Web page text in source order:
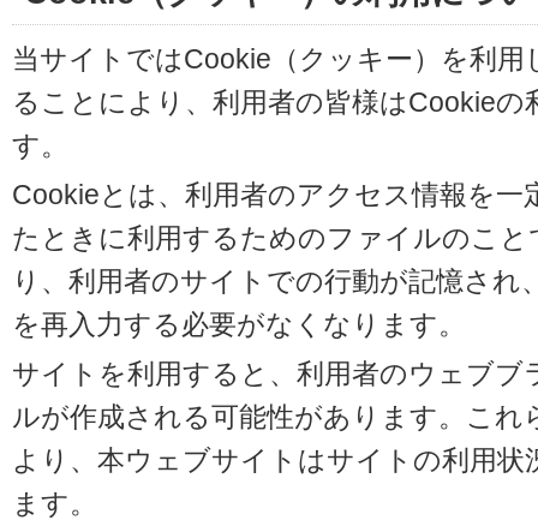
当サイトではCookie（クッキー）を利
ることにより、利用者の皆様はCookie
す。
Cookieとは、利用者のアクセス情報を
たときに利用するためのファイルのこ
り、利用者のサイトでの行動が記憶さ
を再入力する必要がなくなります。
サイトを利用すると、利用者のウェブ
ルが作成される可能性があります。こ
より、本ウェブサイトはサイトの利用
ます。